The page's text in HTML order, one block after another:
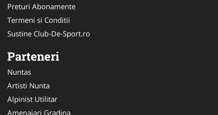
Preturi Abonamente
Termeni si Conditii
Sustine Club-De-Sport.ro
Parteneri
Nuntas
Artisti Nunta
Alpinist Utilitar
Amenajari Gradina